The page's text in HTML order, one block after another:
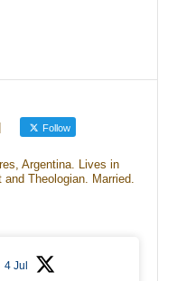
Follow
Argentina. Lives in
Theologian. Married.
4 Jul